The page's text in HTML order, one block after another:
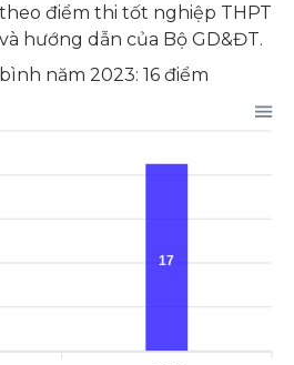
điểm thi tốt nghiệp THPT
hướng dẫn của Bộ GD&ĐT.
năm 2023: 16 điểm
17